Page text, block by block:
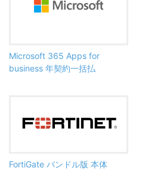
Microsoft 365 Apps for
business 年契約一括払
FortiGate バンドル版 本体